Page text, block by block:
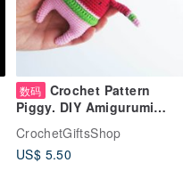
数码 Crochet Pattern
Piggy. DIY Amigurumi
digital download
CrochetGiftsShop
US$ 5.50